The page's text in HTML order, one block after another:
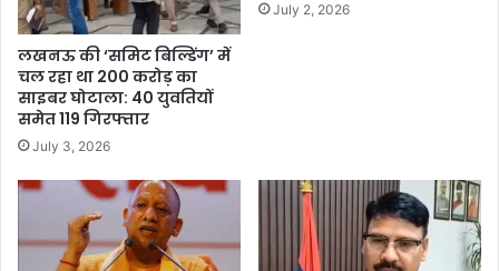
लखनऊ की ‘समिट बिल्डिंग’ में
चल रहा था 200 करोड़ का
साइबर घोटाला: 40 युवतियों
समेत 119 गिरफ्तार
July 3, 2026
July 2, 2026